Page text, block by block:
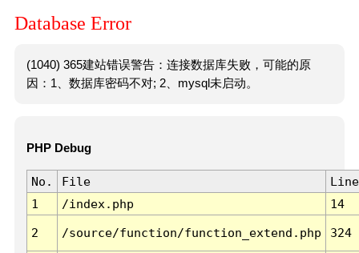
Database Error
(1040) 365建站错误警告：连接数据库失败，可能的原
因：1、数据库密码不对; 2、mysql未启动。
PHP Debug
No. File
Line
1
/index.php 14
2 /source/function/function_extend.php 324